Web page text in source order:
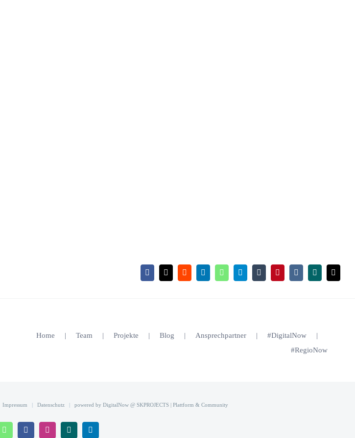
Facebook
X RedditLinkedInWhatsAppTelegramTumblrPinterestVk Xing
E-
Mail
Home Team Projekte Blog Ansprechpartner
#DigitalNow
#RegioNow
Impressum | Datenschutz| powered by DigitalNow @ SKPROJECTS | Plattform & Community
WhatsAppFacebookInstagramXing LinkedIn